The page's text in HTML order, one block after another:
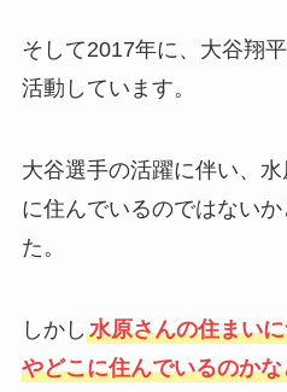
そして2017年に、大谷翔
活動しています。
大谷選手の活躍に伴い、
に住んでいるのではない
た。
しかし 水原さんの住まい
やどこに住んでいるのか